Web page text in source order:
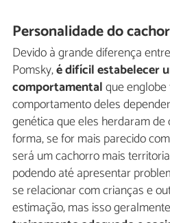
Personalidade do
Devido à grande diferença
Pomsky,é difícil estabelecer
comportamentalque
comportamento deles
genética que eles herdaram de
forma, se for mais parecido
será um cachorro mais
podendo até apresentar
se relacionar com crianças e
estimação, mas isso